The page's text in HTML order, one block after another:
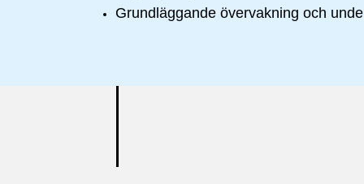
Grundläggande övervakning och